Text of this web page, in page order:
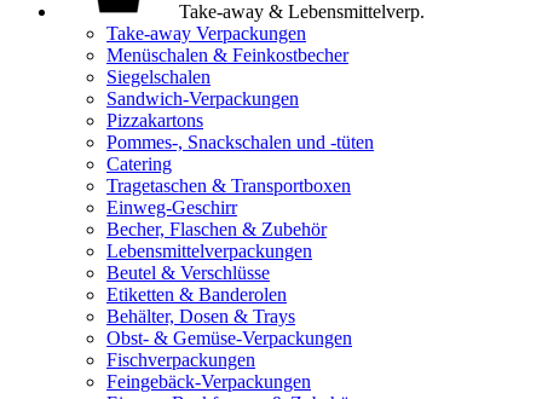
Take-away & Lebensmittelverp.
Take-away Verpackungen
Menüschalen & Feinkostbecher
Siegelschalen
Sandwich-Verpackungen
Pizzakartons
Pommes-, Snackschalen und -tüten
Catering
Tragetaschen & Transportboxen
Einweg-Geschirr
Becher, Flaschen & Zubehör
Lebensmittelverpackungen
Beutel & Verschlüsse
Etiketten & Banderolen
Behälter, Dosen & Trays
Obst- & Gemüse-Verpackungen
Fischverpackungen
Feingebäck-Verpackungen